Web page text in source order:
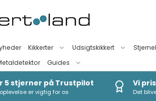
Kikkerter Udsigtskikkert
Guides
5 stjerner på Trustpilot
er vigtig for os
Vi
Det